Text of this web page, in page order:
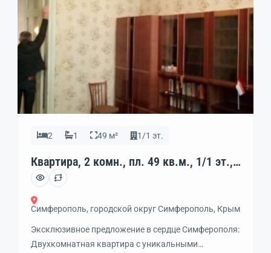
2 1 49 м² 1/1 эт.
Квартира, 2 комн., пл. 49 кв.м., 1/1 эт.,
код: 462024
Симферополь, городской округ Симферополь, Крым
Эксклюзивное предложение в сердце Симферополя:
Двухкомнатная квартира с уникальными